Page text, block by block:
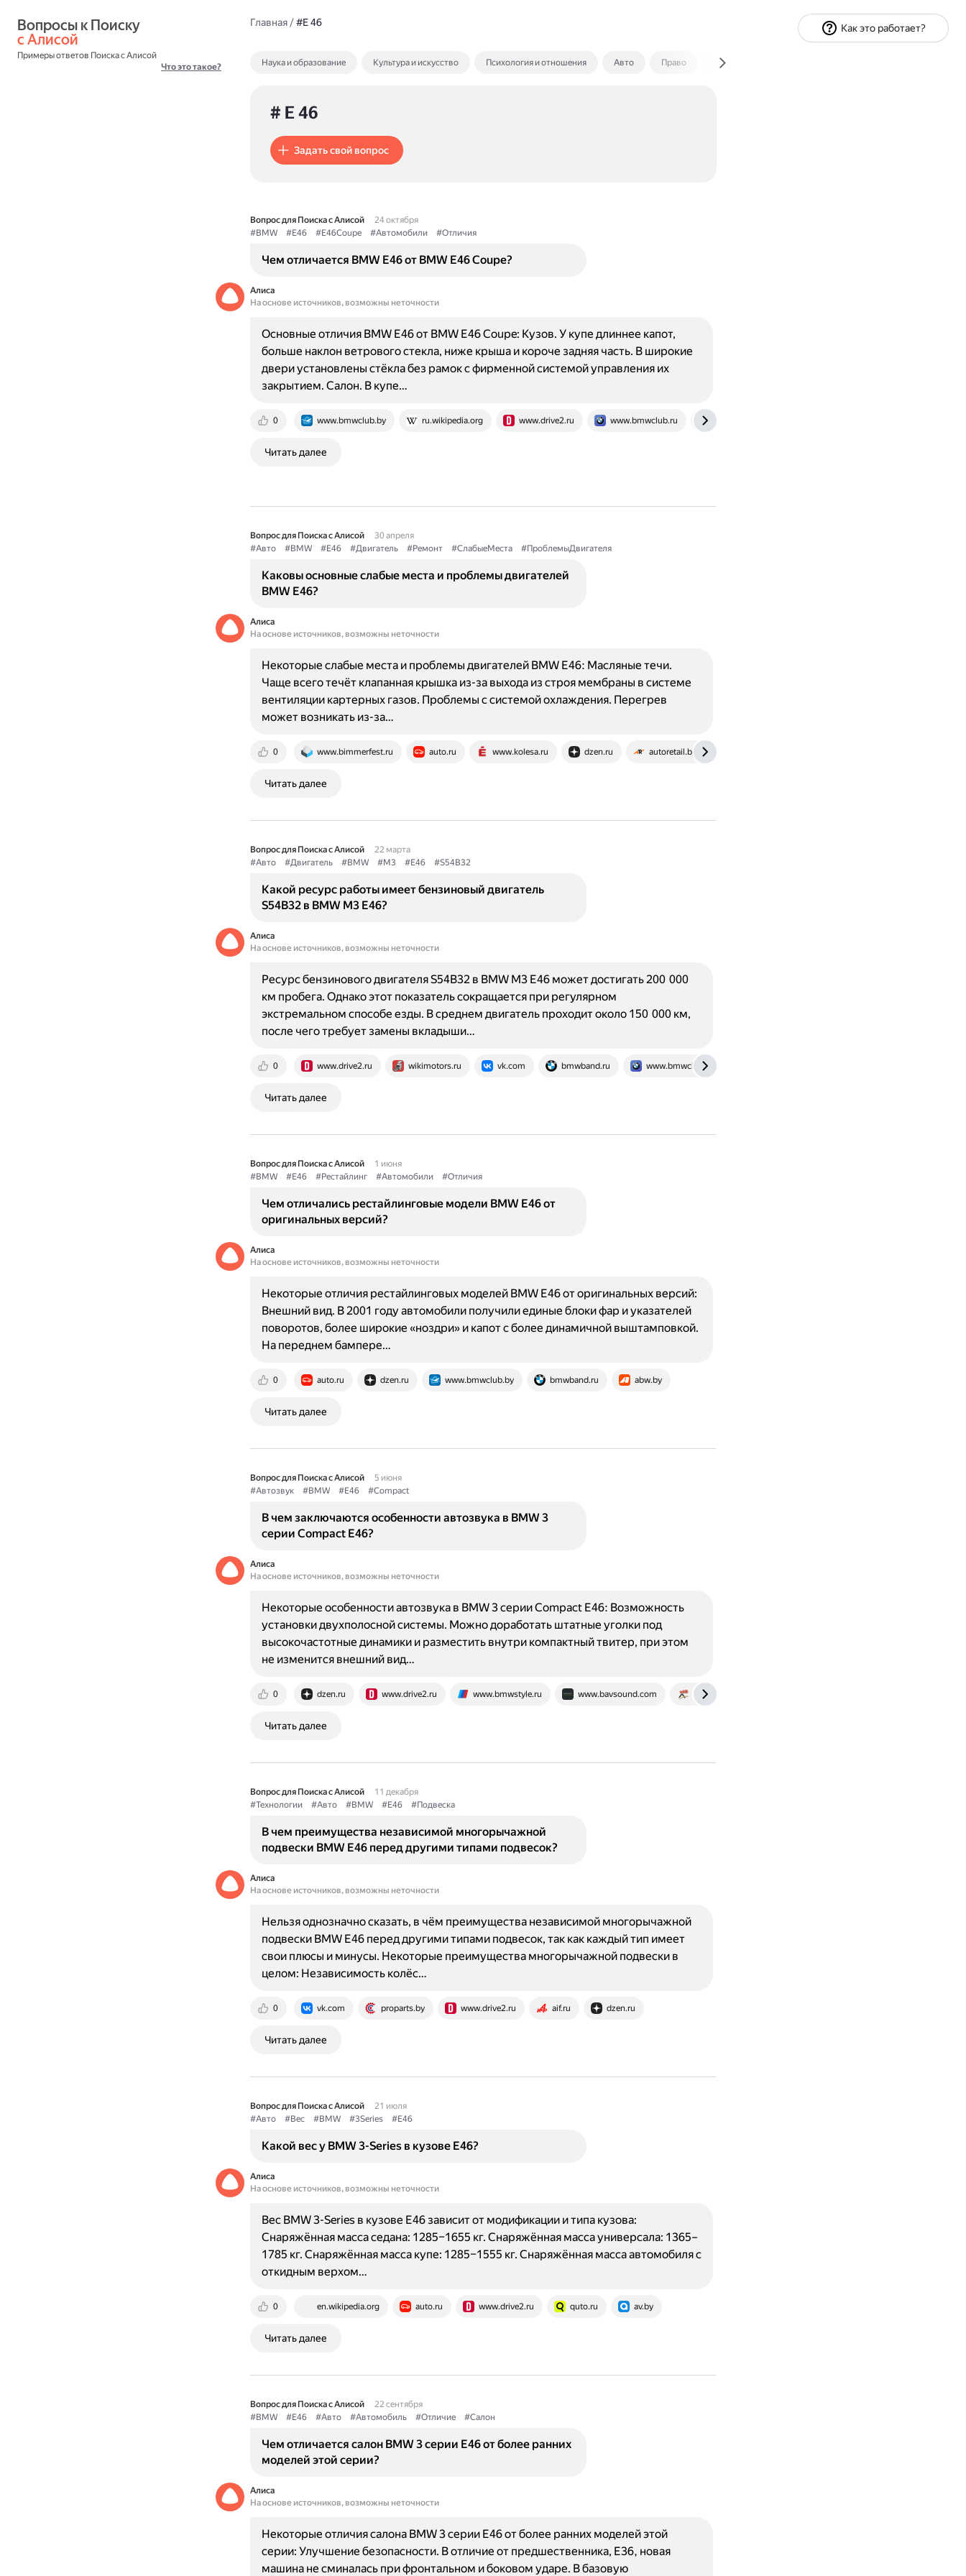
с Алисой
Примеры ответов Поиска с Алисой
Что это такое?
Главная/#E 46
Наука и образование Культура и искусство Психология и отношения Авто Право Экономика и финансы
# E 46
Задать свой вопрос
Вопрос для Поиска с Алисой
24 октября
#BMW
#E46 #E46Coupe #Автомобили #Отличия
Чем отличается BMW E46 от BMW E46 Coupe?
Алиса
На основе источников, возможны неточности
0 www.bmwclub.by ru.wikipedia.org www.drive2.ru www.bmwclub.ru
Основные отличия BMW E46 от BMW E46 Coupe: Кузов. У купе длиннее капот,
больше наклон ветрового стекла, ниже крыша и короче задняя часть. В широкие
двери установлены стёкла без рамок с фирменной системой управления их
закрытием. Салон. В купе…
Читать далее
Вопрос для Поиска с Алисой
30 апреля
#Авто
#BMW #E46 #Двигатель #Ремонт #СлабыеМеста #ПроблемыДвигателя
Каковы основные слабые места и проблемы двигателей
BMW E46?
Алиса
На основе источников, возможны неточности
0 www.bimmerfest.ru auto.ru www.kolesa.ru dzen.ru autoretail.by
Некоторые слабые места и проблемы двигателей BMW E46: Масляные течи.
Чаще всего течёт клапанная крышка из-за выхода из строя мембраны в системе
вентиляции картерных газов. Проблемы с системой охлаждения. Перегрев
может возникать из-за…
Читать далее
Вопрос для Поиска с Алисой
22 марта
#Авто
#Двигатель #BMW #M3 #E46 #S54B32
Какой ресурс работы имеет бензиновый двигатель
S54B32 в BMW M3 E46?
Алиса
На основе источников, возможны неточности
0 www.drive2.ru wikimotors.ru vk.com bmwband.ru www.bmwclub.ru
Ресурс бензинового двигателя S54B32 в BMW M3 E46 может достигать 200 000
км пробега. Однако этот показатель сокращается при регулярном
экстремальном способе езды. В среднем двигатель проходит около 150 000 км,
после чего требует замены вкладыши…
Читать далее
Вопрос для Поиска с Алисой
1 июня
#BMW
#E46 #Рестайлинг #Автомобили #Отличия
Чем отличались рестайлинговые модели BMW E46 от
оригинальных версий?
Алиса
На основе источников, возможны неточности
0 auto.ru dzen.ru www.bmwclub.by bmwband.ru abw.by
Некоторые отличия рестайлинговых моделей BMW E46 от оригинальных версий:
Внешний вид. В 2001 году автомобили получили единые блоки фар и указателей
поворотов, более широкие «ноздри» и капот с более динамичной выштамповкой.
На переднем бампере…
Читать далее
Вопрос для Поиска с Алисой
5 июня
#Автозвук
#BMW #E46 #Compact
В чем заключаются особенности автозвука в BMW 3
серии Compact E46?
Алиса
На основе источников, возможны неточности
0 dzen.ru www.drive2.ru www.bmwstyle.ru www.bavsound.com www.accent-audio.ru
Некоторые особенности автозвука в BMW 3 серии Compact E46: Возможность
установки двухполосной системы. Можно доработать штатные уголки под
высокочастотные динамики и разместить внутри компактный твитер, при этом
не изменится внешний вид…
Читать далее
Вопрос для Поиска с Алисой
11 декабря
#Технологии
#Авто #BMW #E46 #Подвеска
В чем преимущества независимой многорычажной
подвески BMW E46 перед другими типами подвесок?
Алиса
На основе источников, возможны неточности
0 vk.com proparts.by www.drive2.ru aif.ru dzen.ru
Нельзя однозначно сказать, в чём преимущества независимой многорычажной
подвески BMW E46 перед другими типами подвесок, так как каждый тип имеет
свои плюсы и минусы. Некоторые преимущества многорычажной подвески в
целом: Независимость колёс…
Читать далее
Вопрос для Поиска с Алисой
21 июля
#Авто
#Вес #BMW #3Series #E46
Какой вес у BMW 3-Series в кузове E46?
Алиса
На основе источников, возможны неточности
0 en.wikipedia.org auto.ru www.drive2.ru quto.ru av.by
Вес BMW 3-Series в кузове E46 зависит от модификации и типа кузова:
Снаряжённая масса седана: 1285–1655 кг. Снаряжённая масса универсала: 1365–
1785 кг. Снаряжённая масса купе: 1285–1555 кг. Снаряжённая масса автомобиля с
откидным верхом…
Читать далее
Вопрос для Поиска с Алисой
22 сентября
#BMW
#E46 #Авто #Автомобиль #Отличие #Салон
Чем отличается салон BMW 3 серии E46 от более ранних
моделей этой серии?
Алиса
На основе источников, возможны неточности
Некоторые отличия салона BMW 3 серии E46 от более ранних моделей этой
серии: Улучшение безопасности. В отличие от предшественника, Е36, новая
машина не сминалась при фронтальном и боковом ударе. В базовую
Как это работает?